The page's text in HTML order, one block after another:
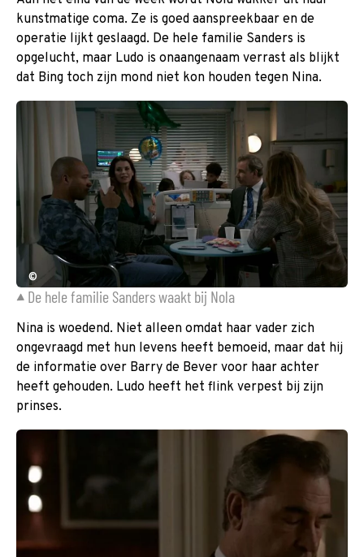
kunstmatige coma. Ze is goed aanspreekbaar en de
operatie lijkt geslaagd. De hele familie Sanders is
opgelucht, maar Ludo is onaangenaam verrast als blijkt
dat Bing toch zijn mond niet kon houden tegen Nina.
©
De hele familie Sanders waakt bij Nola
Nina is woedend. Niet alleen omdat haar vader zich
ongevraagd met hun levens heeft bemoeid, maar dat hij
de informatie over Barry de Bever voor haar achter
heeft gehouden. Ludo heeft het flink verpest bij zijn
prinses.